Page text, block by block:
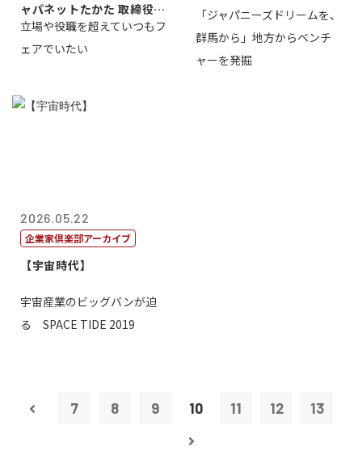
ャパネットたかた 取締役副
社長髙田旭...
立場や役職を超えていつもフ
ェアでいたい
「ジャパニーズドリームを、
群馬から」地方からベンチ
ャーを発掘
2026.05.22
企業家倶楽部アーカイブ
【宇宙時代】
宇宙産業のビッグバンが迫
る SPACE TIDE 2019
7 8 9 10 11 12 13